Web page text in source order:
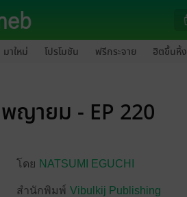
มาใหม่ โปรโมชัน ฟรีกระจาย ฮิตขึ้นหิ้ง
ญายม - EP 220
โดย NATSUMI EGUCHI
สำนักพิมพ์ Vibulkij Publishing